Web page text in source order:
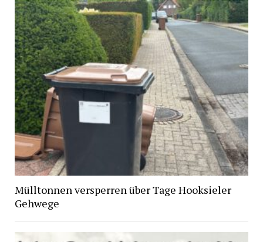
Mülltonnen versperren über Tage Hooksieler
Gehwege